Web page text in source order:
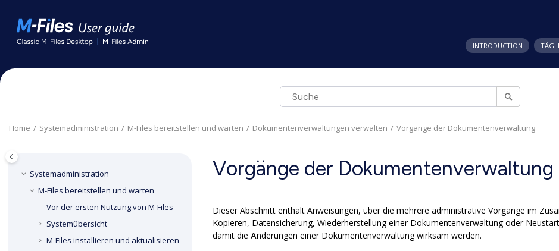
INTRODUCTION
Home Systemadministration M-Files bereitstellen und warten Dokumentenverwaltungen verwalten Vorgänge der Dokumentenverwaltung
Systemadministration
M-Files bereitstellen und warten
Vor der ersten Nutzung von M-Files
Systemübersicht
M-Files installieren und aktualisieren
Vorgänge der Dokumentenverwaltung
Dieser Abschnitt enthält Anweisungen, über die mehrere administrative Vorgänge im
Kopieren, Datensicherung, Wiederherstellung einer Dokumentenverwaltung oder
damit die Änderungen einer Dokumentenverwaltung wirksam werden.